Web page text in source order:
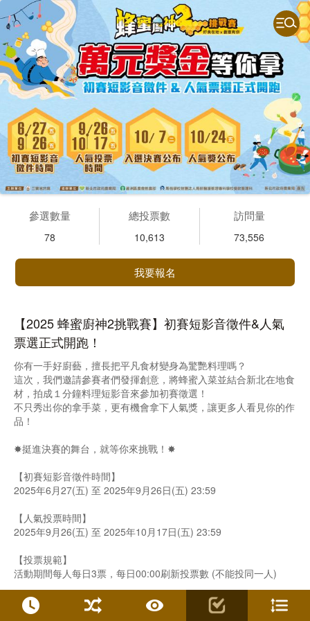
參選數量
78
總投票數
10,613
訪問量
73,556
我要報名
【2025 蜂蜜廚神2挑戰賽】初賽短影音徵件&人氣
票選正式開跑！
你有一手好廚藝，擅長把平凡食材變身為驚艷料理嗎？
這次，我們邀請參賽者們發揮創意，將蜂蜜入菜並結合新北在地食
材，拍成１分鐘料理短影音來參加初賽徵選！
不只秀出你的拿手菜，更有機會拿下人氣獎，讓更多人看見你的作
品！
✸挺進決賽的舞台，就等你來挑戰！✸
【初賽短影音徵件時間】
2025年6月27(五) 至 2025年9月26日(五) 23:59
【人氣投票時間】
2025年9月26(五) 至 2025年10月17日(五) 23:59
【投票規範】
活動期間每人每日3票，每日00:00刷新投票數 (不能投同一人)
【入選決賽及人氣獎公布】
入選決賽公布時間2025年10月17日(二) 中午12:00